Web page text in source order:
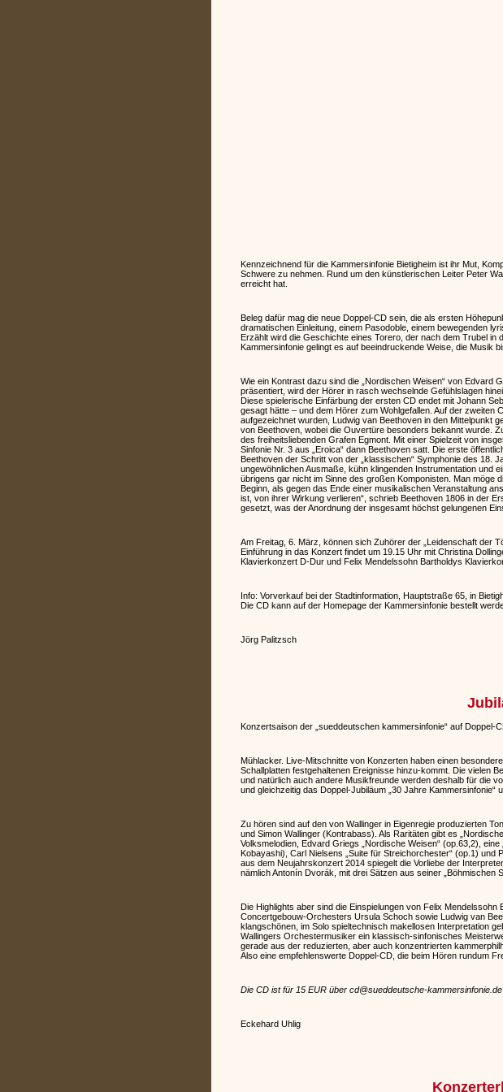
Kennzeichnend für die Kammersinfonie Bietigheim ist ihr Mut,
Schwere zu nehmen. Rund um den künstlerischen Leiter Peter
erreicht hat.
Beleg dafür mag die neue Doppel-CD sein, die als ersten
dramatischen Einleitung, einem Pasodoble, einem bewegenden
Erzählt wird die Geschichte eines Torero, der nach dem Trubel
Kammersinfonie gelingt es auf beeindruckende Weise, die Musik
Wie ein Kontrast dazu sind die „Nordischen Weisen“ von Edvard
präsentiert, wird der Hörer in rasch wechselnde Gefühlslagen
Diese spielerische Einfärbung der ersten CD endet mit Johann
gesagt hätte – und dem Hörer zum Wohlgefallen. Auf der
aufgezeichnet wurden, Ludwig van Beethoven in den Mittelpunkt
von Beethoven, wobei die Ouvertüre besonders bekannt wurde.
des freiheitsliebenden Grafen Egmont. Mit einer Spielzeit von
Sinfonie Nr. 3 aus „Eroica“ dann Beethoven satt. Die erste
Beethoven der Schritt von der „klassischen“ Symphonie des 18.
ungewöhnlichen Ausmaße, kühn klingenden Instrumentation und
übrigens gar nicht im Sinne des großen Komponisten. Man möge
Beginn, als gegen das Ende einer musikalischen Veranstaltung
ist, von ihrer Wirkung verlieren“, schrieb Beethoven 1806 in der
gesetzt, was der Anordnung der insgesamt höchst gelungenen
Am Freitag, 6. März, können sich Zuhörer der „Leidenschaft der
Einführung in das Konzert findet um 19.15 Uhr mit Christina
Klavierkonzert D-Dur und Felix Mendelssohn Bartholdys
Info: Vorverkauf bei der Stadtinformation, Hauptstraße 65, in
Die CD kann auf der Homepage der Kammersinfonie bestellt
Jörg Palitzsch
Konzertsaison der „sueddeutschen kammersinfonie“ auf Doppel-
Mühlacker. Live-Mitschnitte von Konzerten haben einen
Schallplatten festgehaltenen Ereignisse hinzu-kommt. Die vielen
und natürlich auch andere Musikfreunde werden deshalb für die
und gleichzeitig das Doppel-Jubiläum „30 Jahre Kammersinfonie“
Zu hören sind auf den von Wallinger in Eigenregie produzierten
und Simon Wallinger (Kontrabass). Als Raritäten gibt es
Volksmelodien, Edvard Griegs „Nordische Weisen“ (op.63,2),
Kobayashi), Carl Nielsens „Suite für Streichorchester“ (op.1) und
aus dem Neujahrskonzert 2014 spiegelt die Vorliebe der
nämlich Antonín Dvorák, mit drei Sätzen aus seiner „Böhmischen
Die Highlights aber sind die Einspielungen von Felix
Concertgebouw-Orchesters Ursula Schoch sowie Ludwig van
klangschönen, im Solo spieltechnisch makellosen Interpretation
Wallingers Orchestermusiker ein klassisch-sinfonisches
gerade aus der reduzierten, aber auch konzentrierten
Also eine empfehlenswerte Doppel-CD, die beim Hören rundum
Die CD ist für 15 EUR über cd@sueddeutsche-
Eckehard Uhlig